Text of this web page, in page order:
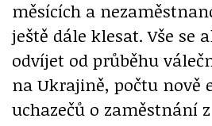
měsících a
ještě dále klesat. Vše se
odvíjet od průběhu
na Ukrajině, počtu nově
uchazečů o zaměstnání